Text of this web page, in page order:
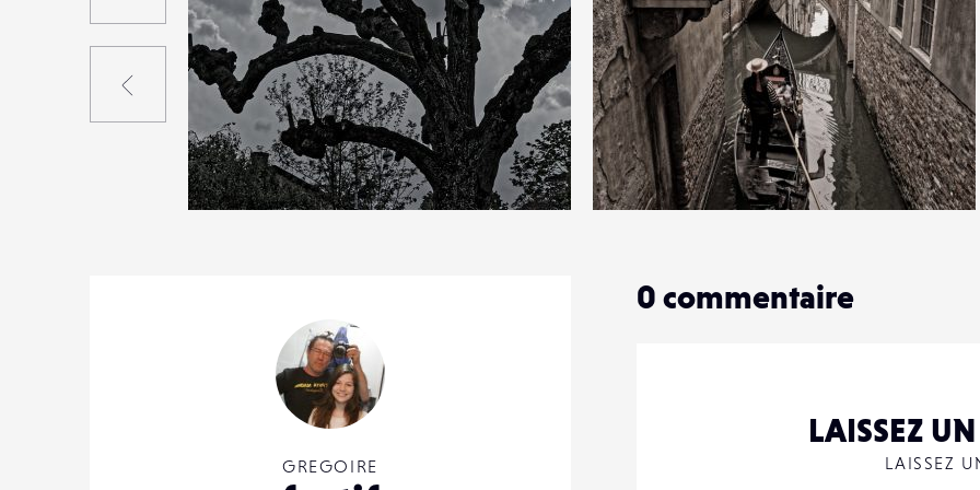
0
15
4
15
Précédent
GREGOIRE
0 commentaire
LAISSEZ
LAISSEZ